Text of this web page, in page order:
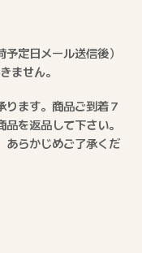
定日メール送信後）
ません。
ます。商品ご到着７
を返品して下さい。
あらかじめご了承くだ